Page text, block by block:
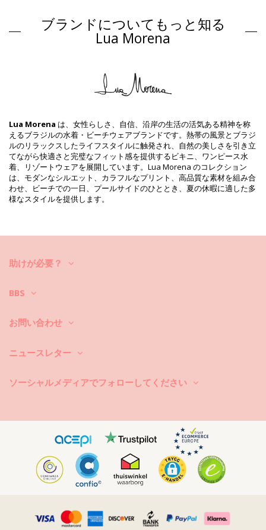
ビキニトップ マルチカラー Lua Morena
組成物
裏地: 88% Polyamide, 12% Elastane
商品情報
パッケージを含む: 1 x ビキニトップ (他の装飾品は含まれていませ
ん。 )
HS CODE: 6112.41.0010
SKU: 1981123107
EAN: XS (7899818613310), S (7899818613327), M (7899670727187),
L (7899670727255), XL (7899670727323), XXL (7899670727392)
サプライヤー参照 : 10851035
重さ : 55g / 0.12lb / 1.94oz
カットにより柄が異なることがあります。
洗い方と手入れ方法
Santarem
ニセットを楽しみたいのでしたら、良質な生地を選ぶのはもちろん、そ
まず第一に：ザラザラした表面はお避け下さい。座ったり横になったり
など）、木（破片など）などの表面に直接触れると、水着の柔らかい布
を傷めることがあります。
洗濯するには？毎回のご使用後は、海水ではなくきれいな水でビキニを
洗い流して下さい。常に手洗いでの洗濯をお勧めします。汚れ除去剤な
しいです。
また、ビーチバッグやポーチから濡れた水着を取り出すのを忘れないで
下さい。長時間濡らしたままにして湿らせないで下さい。何故かと言い
ますと、柄や模様が変色したり、または、ビキニがストーンや真珠また
はフリルで装飾されている場合、洗っている最中に、擦れたりねじれた
り伸びたりすることを避けるためです。
さい。汚れが乾いたら、擦ったりなどして傷を付けないで下さい。染料
ブランドについてもっと知る
Lua Morena
Lua Morena は、女性らしさ、自信、沿岸の生活の活気ある精神を称
えるブラジルの水着・ビーチウェアブランドです。熱帯の風景とブラジ
ルのリラックスしたライフスタイルに触発され、自然の美しさを引き立
てながら快適さと完璧なフィット感を提供するビキニ、ワンピース水
着、リゾートウェアを展開しています。Lua Morena のコレクション
は、モダンなシルエット、カラフルなプリント、高品質な素材を組み合
わせ、ビーチでの一日、プールサイドのひととき、夏の休暇に適した多
様なスタイルを提供します。
助けが必要？
BBS
お問い合わせ
ニュースレター
ソーシャルメディアでフォローしてください